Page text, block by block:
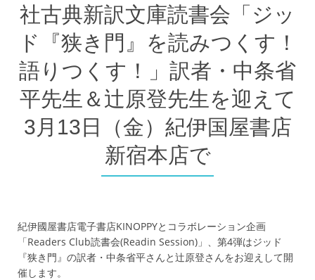
社古典新訳文庫読書会「ジッ
ド『狭き門』を読みつくす！
語りつくす！」訳者・中条省
平先生＆辻原登先生を迎えて
3月13日（金）紀伊国屋書店
新宿本店で
紀伊國屋書店電子書店KINOPPYとコラボレーション企画
「Readers Club読書会(Readin Session)」、第4弾はジッド
『狭き門』の訳者・中条省平さんと辻原登さんをお迎えして開
催します。